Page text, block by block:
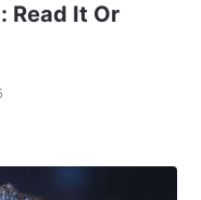
Read It Or